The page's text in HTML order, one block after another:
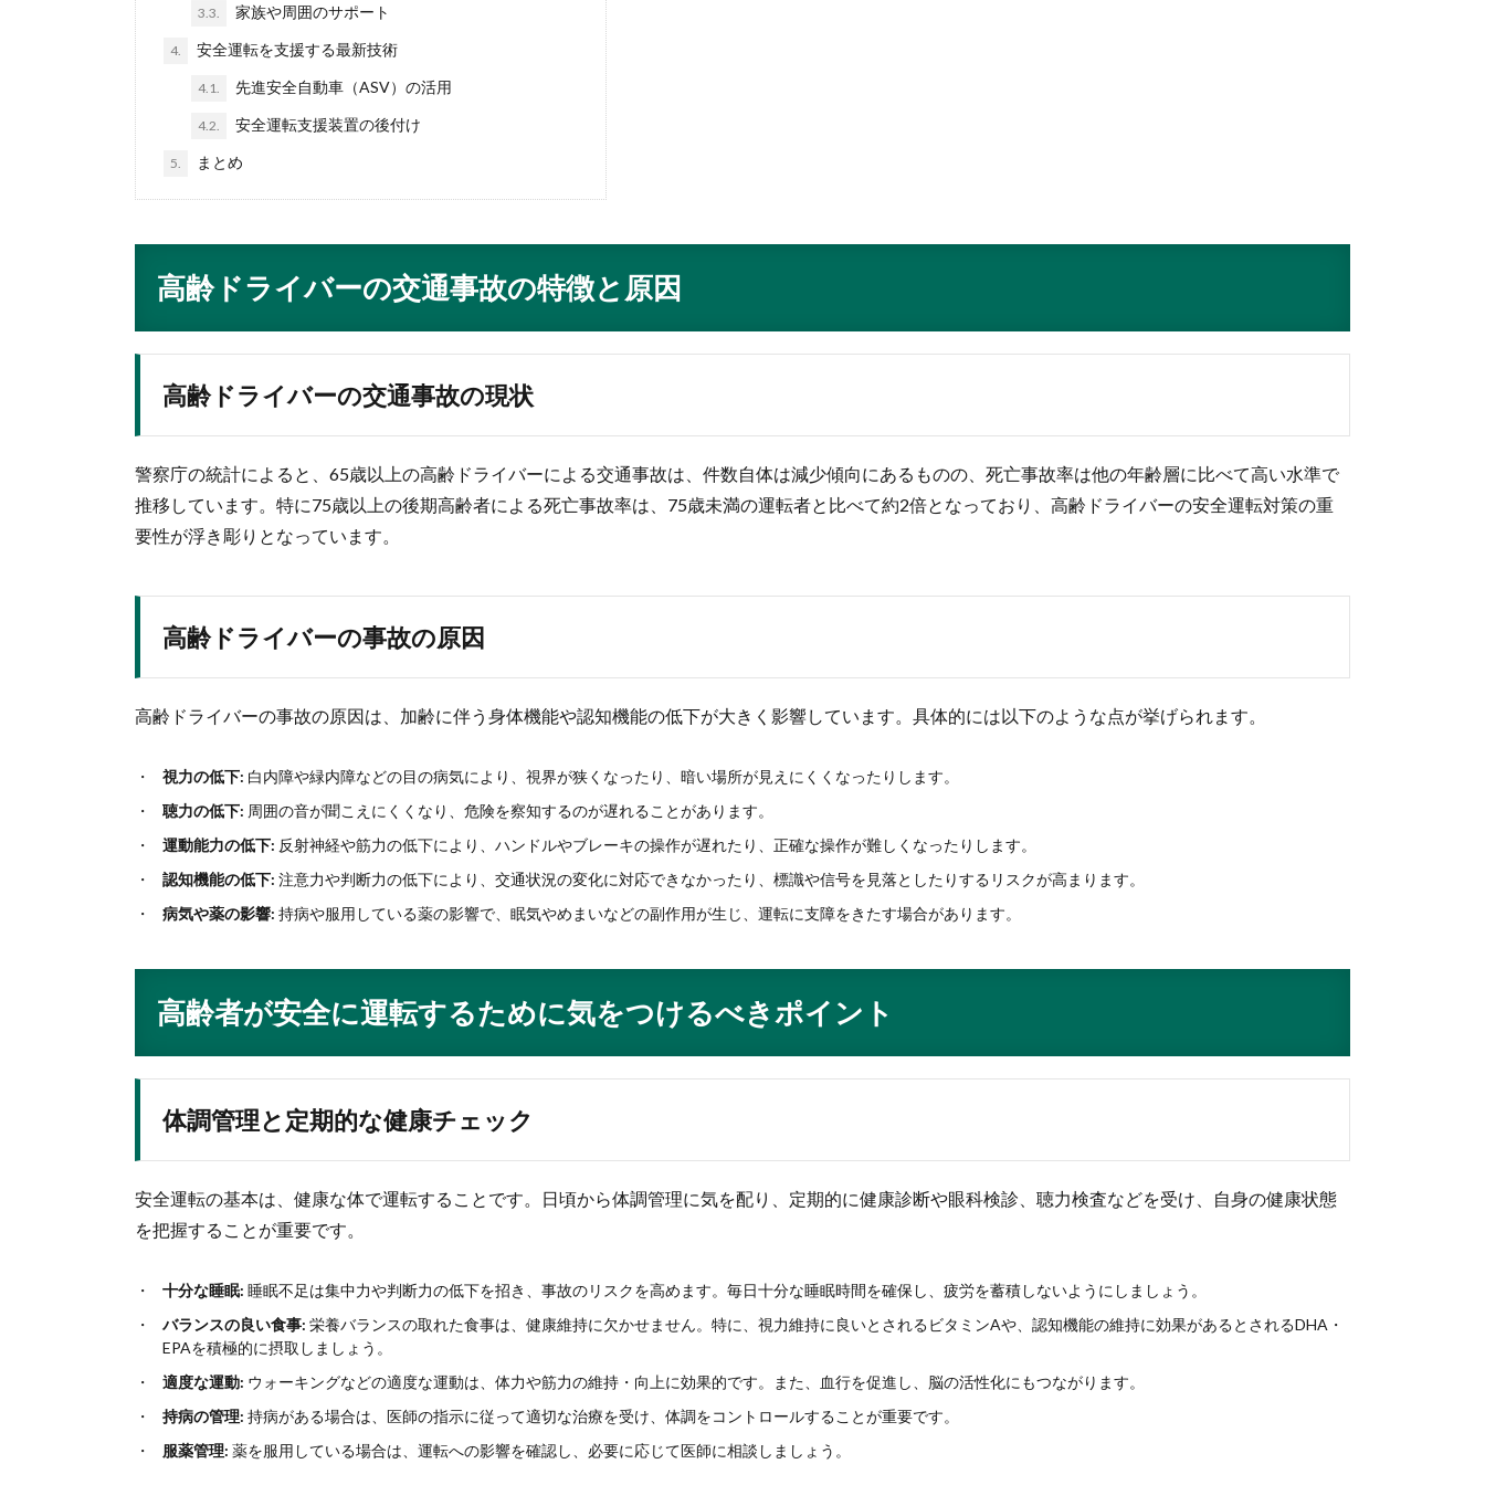
3.3. 家族や周囲のサポート
4. 安全運転を支援する最新技術
4.1. 先進安全自動車（ASV）の活用
4.2. 安全運転支援装置の後付け
5. まとめ
高齢ドライバーの交通事故の特徴と原因
高齢ドライバーの交通事故の現状
警察庁の統計によると、65歳以上の高齢ドライバーによる交通事故は、件数自体は減少傾向にあるものの、死亡事故率は他の年齢層に比べて高い水準で
推移しています。特に75歳以上の後期高齢者による死亡事故率は、75歳未満の運転者と比べて約2倍となっており、高齢ドライバーの安全運転対策の重
要性が浮き彫りとなっています。
高齢ドライバーの事故の原因
高齢ドライバーの事故の原因は、加齢に伴う身体機能や認知機能の低下が大きく影響しています。具体的には以下のような点が挙げられます。
視力の低下: 白内障や緑内障などの目の病気により、視界が狭くなったり、暗い場所が見えにくくなったりします。
聴力の低下: 周囲の音が聞こえにくくなり、危険を察知するのが遅れることがあります。
運動能力の低下: 反射神経や筋力の低下により、ハンドルやブレーキの操作が遅れたり、正確な操作が難しくなったりします。
認知機能の低下: 注意力や判断力の低下により、交通状況の変化に対応できなかったり、標識や信号を見落としたりするリスクが高まります。
病気や薬の影響: 持病や服用している薬の影響で、眠気やめまいなどの副作用が生じ、運転に支障をきたす場合があります。
高齢者が安全に運転するために気をつけるべきポイント
体調管理と定期的な健康チェック
安全運転の基本は、健康な体で運転することです。日頃から体調管理に気を配り、定期的に健康診断や眼科検診、聴力検査などを受け、自身の健康状態
を把握することが重要です。
十分な睡眠: 睡眠不足は集中力や判断力の低下を招き、事故のリスクを高めます。毎日十分な睡眠時間を確保し、疲労を蓄積しないようにしましょう。
バランスの良い食事: 栄養バランスの取れた食事は、健康維持に欠かせません。特に、視力維持に良いとされるビタミンAや、認知機能の維持に効果があるとされるDHA・
EPAを積極的に摂取しましょう。
適度な運動: ウォーキングなどの適度な運動は、体力や筋力の維持・向上に効果的です。また、血行を促進し、脳の活性化にもつながります。
持病の管理: 持病がある場合は、医師の指示に従って適切な治療を受け、体調をコントロールすることが重要です。
服薬管理: 薬を服用している場合は、運転への影響を確認し、必要に応じて医師に相談しましょう。